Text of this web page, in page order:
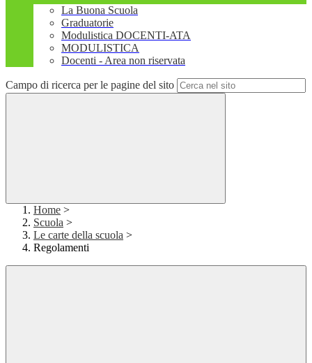
La Buona Scuola
Graduatorie
Modulistica DOCENTI-ATA
MODULISTICA
Docenti - Area non riservata
Campo di ricerca per le pagine del sito
Home >
Scuola >
Le carte della scuola >
Regolamenti